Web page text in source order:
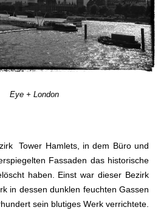
Eye + London
Tower Hamlets, in dem Büro und
Fassaden das historische
haben. Einst war dieser Bezirk
in dessen dunklen feuchten Gassen
sein blutiges Werk verrichtete.